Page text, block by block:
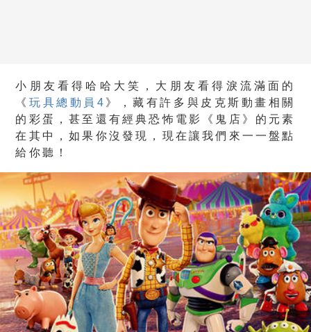
小朋友看得哈哈大笑，大朋友看得淚流滿面的
《 玩具總動員4 》，藏有許多與皮克斯動畫相關
的彩蛋，甚至還有經典恐怖電影《鬼店》的元素
在其中，如果你沒發現，現在讓我們來一一盤點
給你聽！